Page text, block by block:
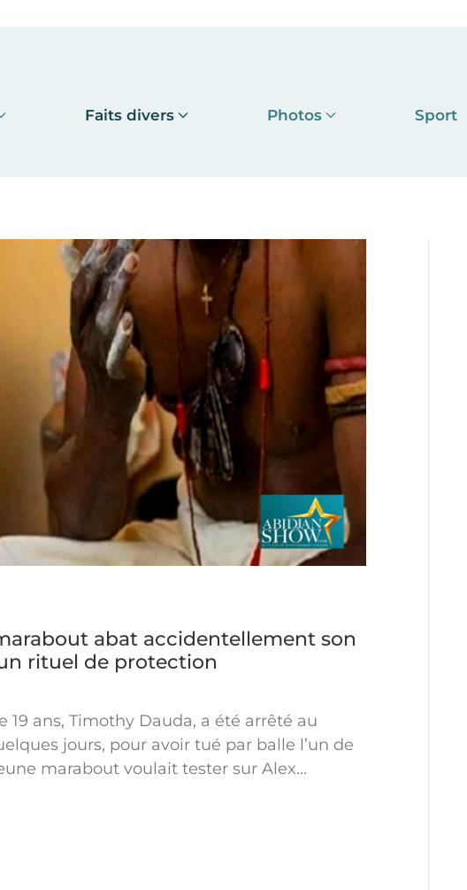
Faits divers Photos Sport
abat accidentellement son
rituel de protection
19 ans, Timothy Dauda, a été arrêté au
jours, pour avoir tué par balle l’un de
marabout voulait tester sur Alex...